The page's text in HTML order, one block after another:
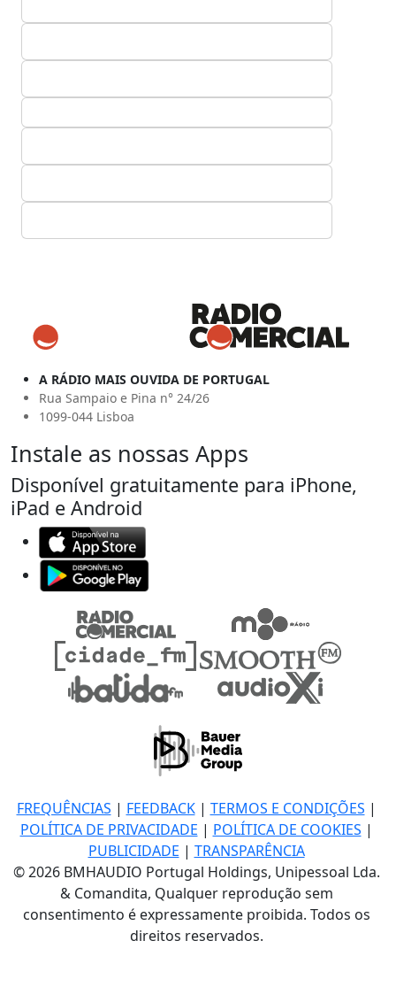
A RÁDIO MAIS OUVIDA DE PORTUGAL
Rua Sampaio e Pina n° 24/26
1099-044 Lisboa
Instale as nossas Apps
Disponível gratuitamente para iPhone,
iPad e Android
FREQUÊNCIAS | FEEDBACK| TERMOS E CONDIÇÕES |
POLÍTICA DE PRIVACIDADE | POLÍTICA DE COOKIES |
PUBLICIDADE | TRANSPARÊNCIA
© 2026 BMHAUDIO Portugal Holdings, Unipessoal Lda.
& Comandita, Qualquer reprodução sem
consentimento é expressamente proibida. Todos os
direitos reservados.